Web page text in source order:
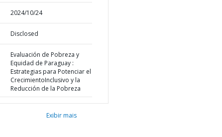
2024/10/24
Disclosed
Evaluación de Pobreza y
Equidad de Paraguay :
Estrategias para Potenciar el
CrecimientoInclusivo y la
Reducción de la Pobreza
Exibir mais